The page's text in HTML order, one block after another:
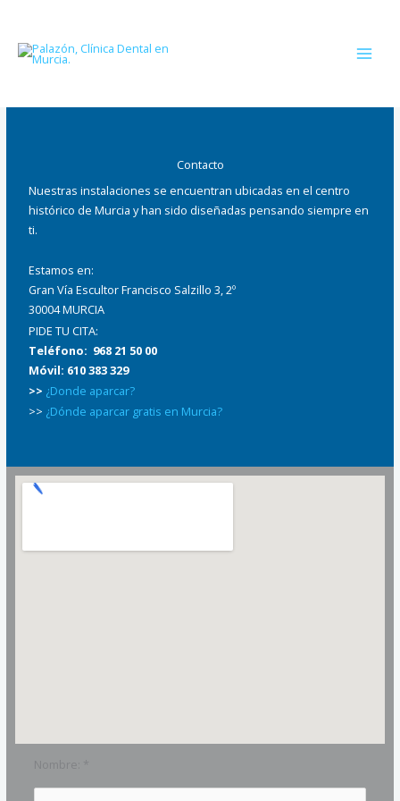
contenido
Contacto
Nuestras instalaciones se encuentran ubicadas en el centro
histórico de Murcia y han sido diseñadas pensando siempre en
ti.
Estamos en:
Gran Vía Escultor Francisco Salzillo 3, 2º
30004 MURCIA
PIDE TU CITA:
Teléfono: 968 21 50 00
Móvil: 610 383 329
>> ¿Donde aparcar?
>> ¿Dónde aparcar gratis en Murcia?
Nombre: *